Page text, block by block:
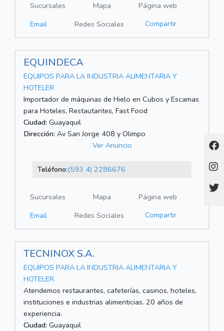
Sucursales Mapa
Página web
Email
Redes Sociales Compartir
EQUINDECA
EQUIPOS PARA LA INDUSTRIA ALIMENTARIA Y
HOTELER
Importador de máquinas de Hielo en Cubos y Escamas
para Hoteles, Restautantes, Fast Food
Ciudad: Guayaquil
Dirección: Av San Jorge 408 y Olimpo
Ver Anuncio
Teléfono:(593 4) 2286676
Sucursales Mapa
Página web
Email
Redes Sociales Compartir
TECNINOX S.A.
EQUIPOS PARA LA INDUSTRIA ALIMENTARIA Y
HOTELER
Atendemos restaurantes, cafeterías, casinos, hoteles,
instituciones e industrias alimenticias. 20 años de
experiencia.
Ciudad: Guayaquil